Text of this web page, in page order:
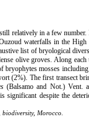
relatively in a few
waterfalls in the
list of bryological
olive groves. Along
mosses
(2%). The first transect
(Balsamo and Not.) Vent.
significant despite the
Morocco.